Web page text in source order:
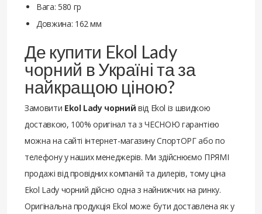
Вага: 580 гр
Довжина: 162 мм
Де купити Ekol Lady
чорний в Україні та за
найкращою ціною?
Замовити Ekol Lady чорний від Ekol із швидкою
доставкою, 100% оригінал та з ЧЕСНОЮ гарантією
можна на сайті інтернет-магазину СпортОРГ або по
телефону у наших менеджерів. Ми здійснюємо ПРЯМІ
продажі від провідних компаній та дилерів, тому ціна
Ekol Lady чорний дійсно одна з найнижчих на ринку.
Оригінальна продукція Ekol може бути доставлена ​​як у